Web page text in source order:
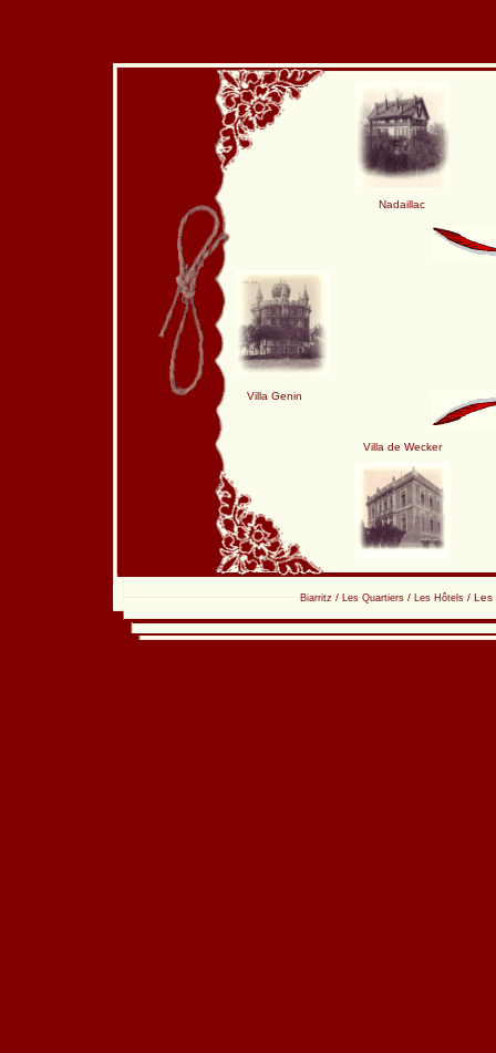
Nadaillac
Villa Genin
Villa de Wecker
Biarritz / Les Quartiers / Les Hôtels / Les